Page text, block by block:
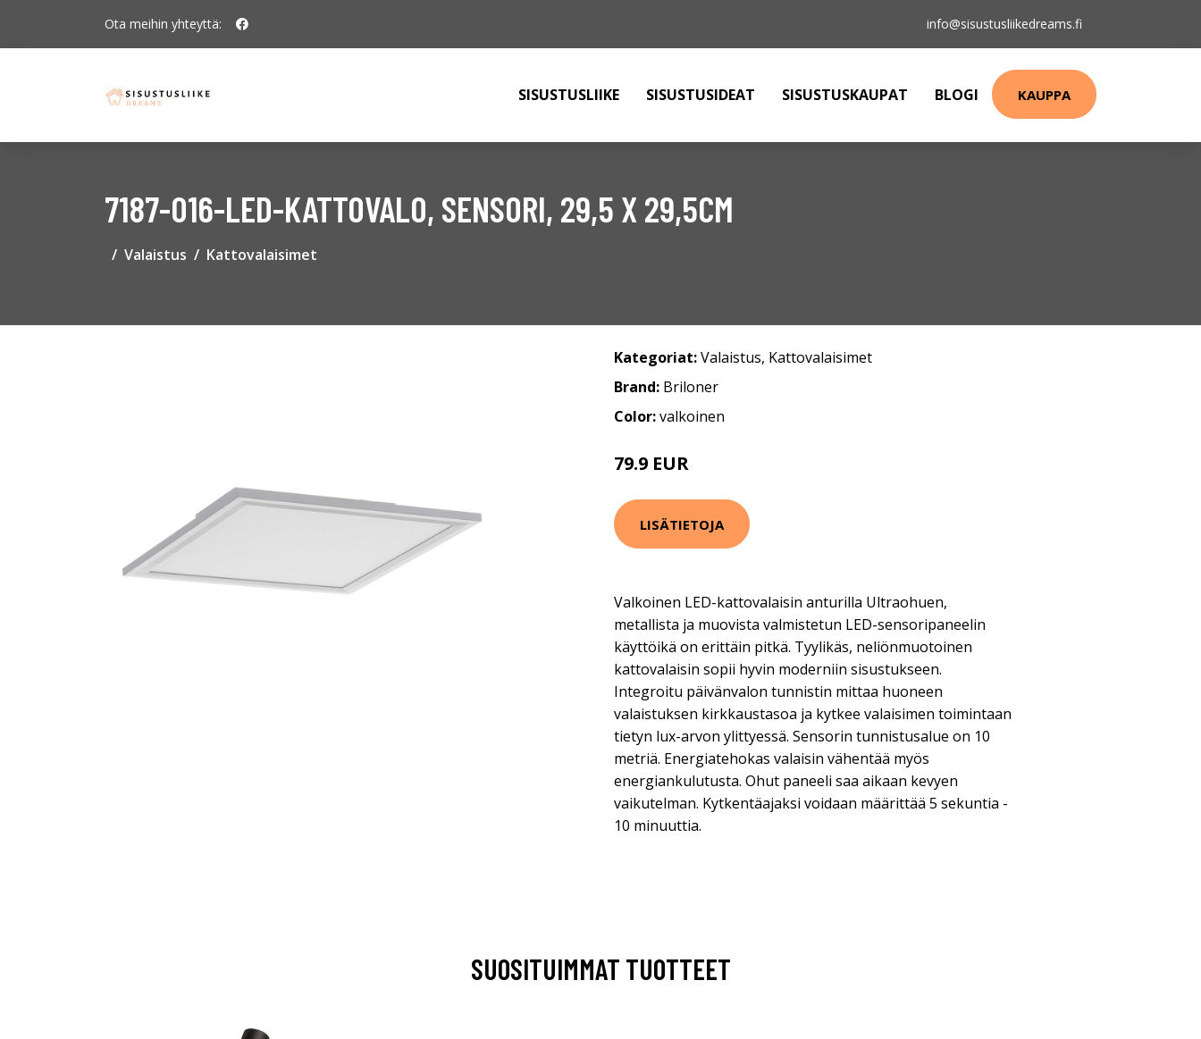
Ota meihin yhteyttä: info@sisustusliikedreams.fi
SISUSTUSLIIKE SISUSTUSIDEAT SISUSTUSKAUPAT BLOGI KAUPPA
7187-016-LED-KATTOVALO, SENSORI, 29,5 X 29,5CM
Valaistus Kattovalaisimet
Kategoriat:Valaistus, Kattovalaisimet
Brand: Briloner
Color:valkoinen
79.9 EUR
LISÄTIETOJA
Valkoinen LED-kattovalaisin anturilla Ultraohuen,
metallista ja muovista valmistetun LED-sensoripaneelin
käyttöikä on erittäin pitkä. Tyylikäs, neliönmuotoinen
kattovalaisin sopii hyvin moderniin sisustukseen.
Integroitu päivänvalon tunnistin mittaa huoneen
valaistuksen kirkkaustasoa ja kytkee valaisimen toimintaan
tietyn lux-arvon ylittyessä. Sensorin tunnistusalue on 10
metriä. Energiatehokas valaisin vähentää myös
energiankulutusta. Ohut paneeli saa aikaan kevyen
vaikutelman. Kytkentäajaksi voidaan määrittää 5 sekuntia -
10 minuuttia.
SUOSITUIMMAT TUOTTEET